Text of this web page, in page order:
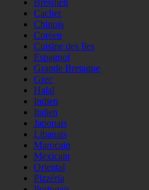
Brésilien
Cacher
Chinois
Coréen
Cuisine des Iles
Espagnol
Grande Bretagne
Grec
Halal
Indien
Italien
Japonais
Libanais
Marocain
Mexicain
Oriental
Pizzéria